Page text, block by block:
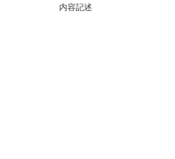
内容記述